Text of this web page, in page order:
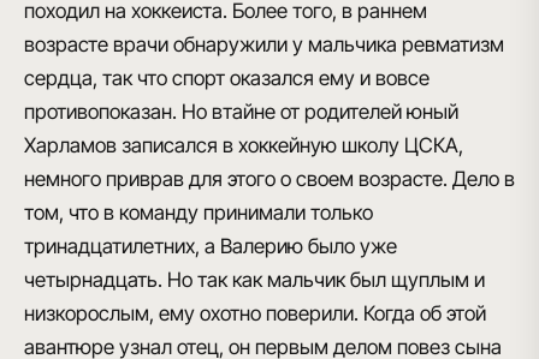
походил на хоккеиста. Более того, в раннем
возрасте врачи обнаружили у мальчика ревматизм
сердца, так что спорт оказался ему и вовсе
противопоказан. Но втайне от родителей юный
Харламов записался в хоккейную школу ЦСКА,
немного приврав для этого о своем возрасте. Дело в
том, что в команду принимали только
тринадцатилетних, а Валерию было уже
четырнадцать. Но так как мальчик был щуплым и
низкорослым, ему охотно поверили. Когда об этой
авантюре узнал отец, он первым делом повез сына